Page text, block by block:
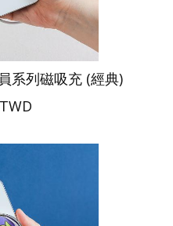
系列磁吸充 (經典)